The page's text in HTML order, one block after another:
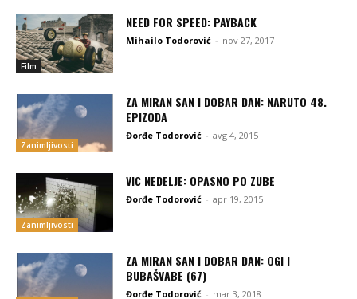
Film
NEED FOR SPEED: PAYBACK
Mihailo Todorović - nov 27, 2017
Zanimljivosti
ZA MIRAN SAN I DOBAR DAN: NARUTO 48.
EPIZODA
Đorđe Todorović - avg 4, 2015
Zanimljivosti
VIC NEDELJE: OPASNO PO ZUBE
Đorđe Todorović - apr 19, 2015
ZA MIRAN SAN I DOBAR DAN: OGI I
BUBAŠVABE (67)
Đorđe Todorović - mar 3, 2018